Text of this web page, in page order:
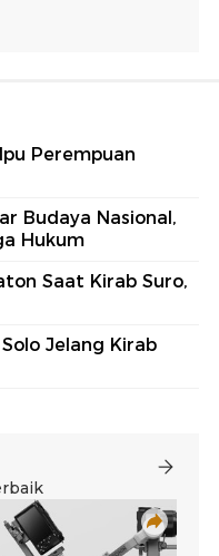
Perempuan
Budaya Nasional,
Hukum
Saat Kirab Suro,
Jelang Kirab